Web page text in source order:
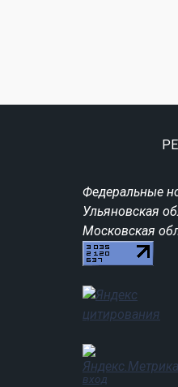
Федеральные
Ульяновская
Московская
вход